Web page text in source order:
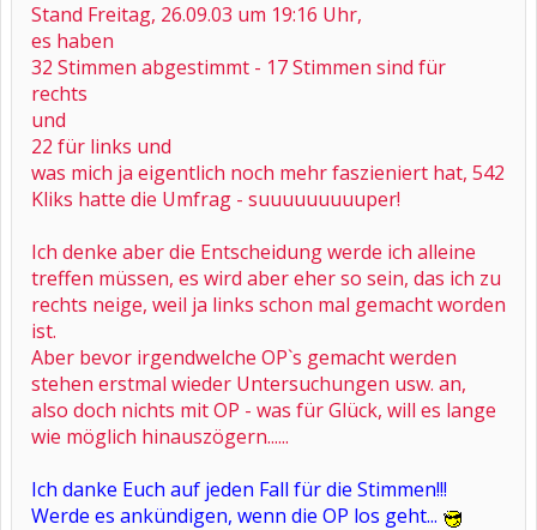
Stand Freitag, 26.09.03 um 19:16 Uhr,
es haben
32 Stimmen abgestimmt - 17 Stimmen sind für
rechts
und
22 für links und
was mich ja eigentlich noch mehr faszieniert hat, 542
Kliks hatte die Umfrag - suuuuuuuuuper!
Ich denke aber die Entscheidung werde ich alleine
treffen müssen, es wird aber eher so sein, das ich zu
rechts neige, weil ja links schon mal gemacht worden
ist.
Aber bevor irgendwelche OP`s gemacht werden
stehen erstmal wieder Untersuchungen usw. an,
also doch nichts mit OP - was für Glück, will es lange
wie möglich hinauszögern......
Ich danke Euch auf jeden Fall für die Stimmen!!!
Werde es ankündigen, wenn die OP los geht...